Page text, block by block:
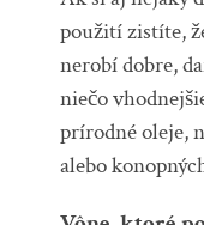
použití zistíte,
nerobí dobre,
niečo
prírodné oleje,
alebo